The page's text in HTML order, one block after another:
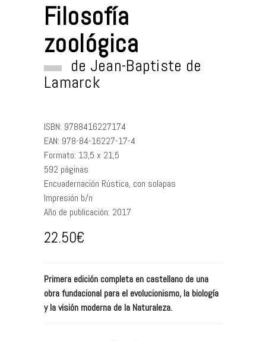
Filosofía
zoológica
de Jean-Baptiste de
Lamarck
ISBN: 9788416227174
EAN: 978-84-16227-17-4
Formato: 13,5 x 21,5
592 páginas
Encuadernación Rústica, con solapas
Impresión b/n
Año de publicación: 2017
22.50€
Primera edición completa en castellano de una
obra fundacional para el evolucionismo, la biología
y la visión moderna de la Naturaleza.